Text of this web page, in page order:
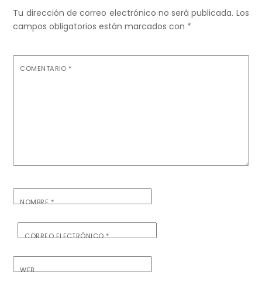
Tu dirección de correo electrónico no será publicada. Los
campos obligatorios están marcados con *
COMENTARIO *
NOMBRE*
CORREO ELECTRÓNICO*
WEB